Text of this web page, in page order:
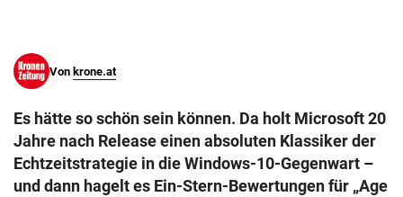
Von krone.at
Es hätte so schön sein können. Da holt Microsoft 20
Jahre nach Release einen absoluten Klassiker der
Echtzeitstrategie in die Windows-10-Gegenwart –
und dann hagelt es Ein-Stern-Bewertungen für „Age